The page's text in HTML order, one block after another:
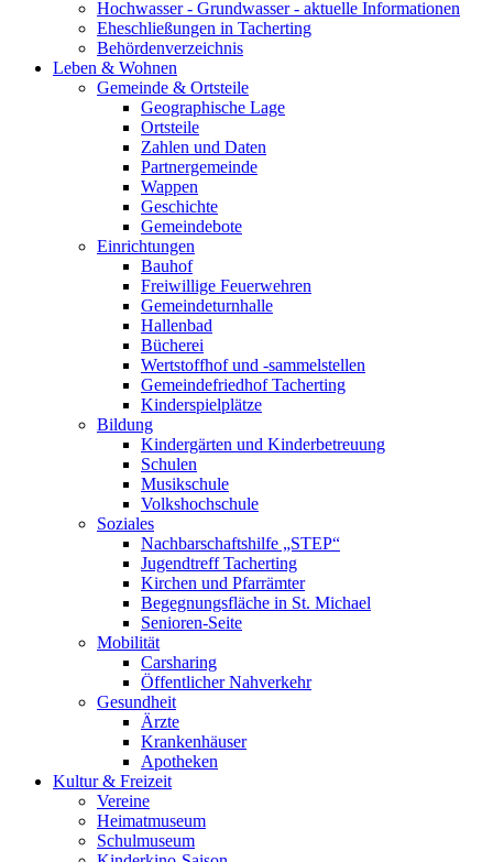
Hochwasser - Grundwasser - aktuelle Informationen
Eheschließungen in Tacherting
Behördenverzeichnis
Leben & Wohnen
Gemeinde & Ortsteile
Geographische Lage
Ortsteile
Zahlen und Daten
Partnergemeinde
Wappen
Geschichte
Gemeindebote
Einrichtungen
Bauhof
Freiwillige Feuerwehren
Gemeindeturnhalle
Hallenbad
Bücherei
Wertstoffhof und -sammelstellen
Gemeindefriedhof Tacherting
Kinderspielplätze
Bildung
Kindergärten und Kinderbetreuung
Schulen
Musikschule
Volkshochschule
Soziales
Nachbarschaftshilfe „STEP“
Jugendtreff Tacherting
Kirchen und Pfarrämter
Begegnungsfläche in St. Michael
Senioren-Seite
Mobilität
Carsharing
Öffentlicher Nahverkehr
Gesundheit
Ärzte
Krankenhäuser
Apotheken
Kultur & Freizeit
Vereine
Heimatmuseum
Schulmuseum